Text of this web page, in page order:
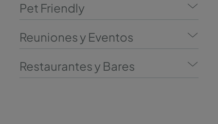
Pet Friendly
Reuniones y Eventos
Restaurantes y Bares